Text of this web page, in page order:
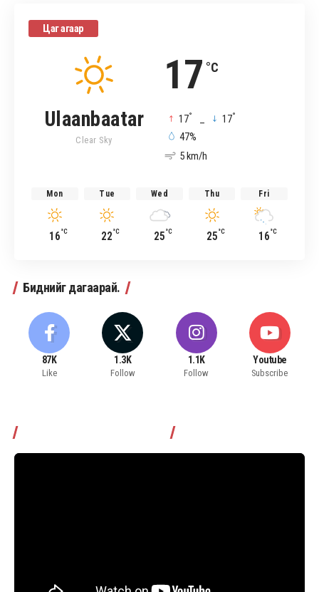
Цаг агаар
17 °C
Ulaanbaatar
Clear Sky
17° 17°
47%
5 km/h
Mon
16°C
Tue
22°C
Wed
25°C
Thu
25°C
Fri
16°C
Биднийг дагаарай.
87K
Like
1.3K
Follow
1.1K
Follow
Youtube
Subscribe